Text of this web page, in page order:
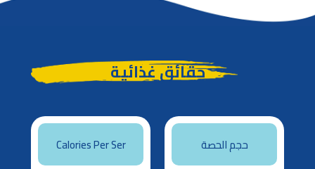
حقائق غذائية
حجم الحصة Calories Per Ser